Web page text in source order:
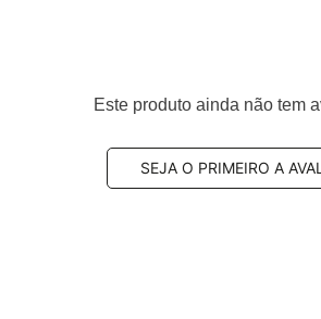
Este produto ainda não tem
SEJA O PRIMEIRO A